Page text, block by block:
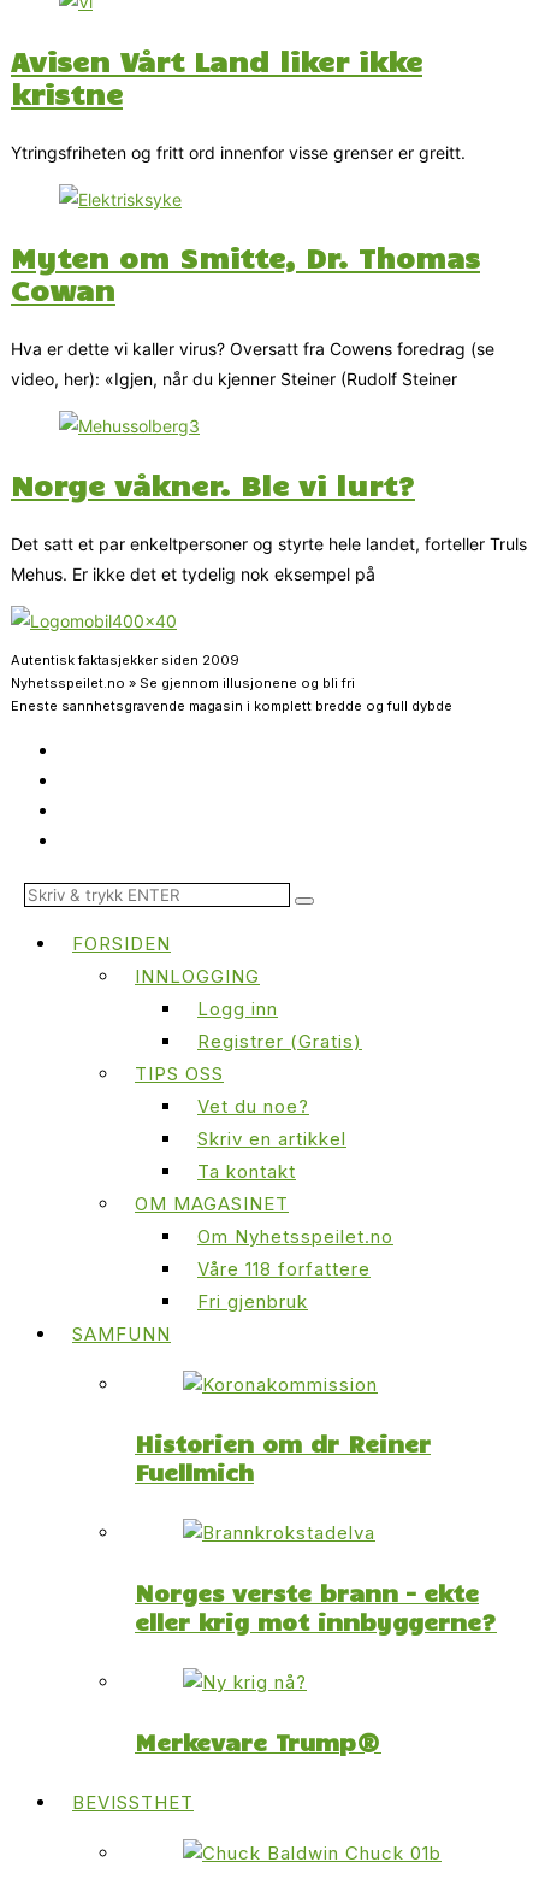
Avisen Vårt Land liker ikke
kristne
Ytringsfriheten og fritt ord innenfor visse grenser er greitt.
Myten om Smitte, Dr. Thomas
Cowan
Hva er dette vi kaller virus? Oversatt fra Cowens foredrag (se
video, her): «Igjen, når du kjenner Steiner (Rudolf Steiner
Norge våkner. Ble vi lurt?
Det satt et par enkeltpersoner og styrte hele landet, forteller Truls
Mehus. Er ikke det et tydelig nok eksempel på
Autentisk faktasjekker siden 2009
Nyhetsspeilet.no » Se gjennom illusjonene og bli fri
Eneste sannhetsgravende magasin i komplett bredde og full dybde
FORSIDEN
INNLOGGING
Logg inn
Registrer (Gratis)
TIPS OSS
Vet du noe?
Skriv en artikkel
Ta kontakt
OM MAGASINET
Om Nyhetsspeilet.no
Våre 118 forfattere
Fri gjenbruk
SAMFUNN
Historien om dr Reiner
Fuellmich
Norges verste brann – ekte
eller krig mot innbyggerne?
Merkevare Trump®
BEVISSTHET